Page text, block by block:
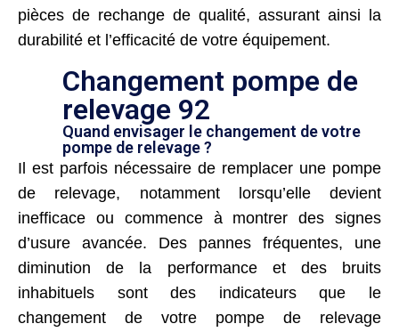
pièces de rechange de qualité, assurant ainsi la
durabilité et l’efficacité de votre équipement.
Changement pompe de
relevage 92
Quand envisager le changement de votre
pompe de relevage ?
Il est parfois nécessaire de remplacer une pompe
de relevage, notamment lorsqu’elle devient
inefficace ou commence à montrer des signes
d’usure avancée. Des pannes fréquentes, une
diminution de la performance et des bruits
inhabituels sont des indicateurs que le
changement de votre pompe de relevage